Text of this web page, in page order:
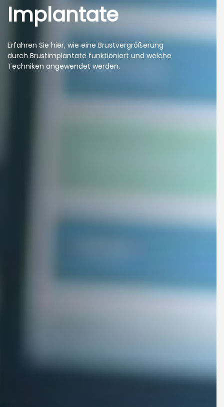
Implantate
Erfahren Sie hier, wie eine Brustvergrößerung
durch Brustimplantate funktioniert und welche
Techniken angewendet werden.